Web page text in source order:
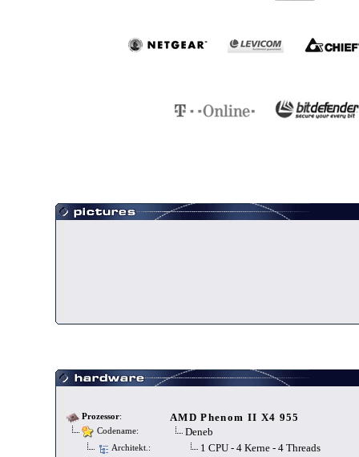
Prozessor: AMD Phenom II X4 955
Codename: Deneb
Architekt.: 1 CPU - 4 Kerne - 4 Threads